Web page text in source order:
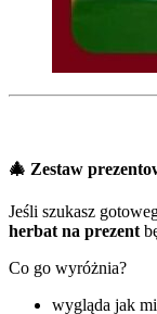
🎄 Zestaw
Jeśli szukasz
herbat na prezent
Co go wyróżnia?
wygląda jak